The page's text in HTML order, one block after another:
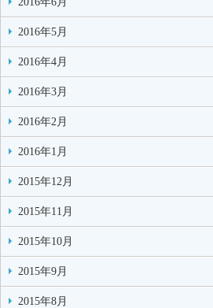
2016年5月
2016年4月
2016年3月
2016年2月
2016年1月
2015年12月
2015年11月
2015年10月
2015年9月
2015年8月